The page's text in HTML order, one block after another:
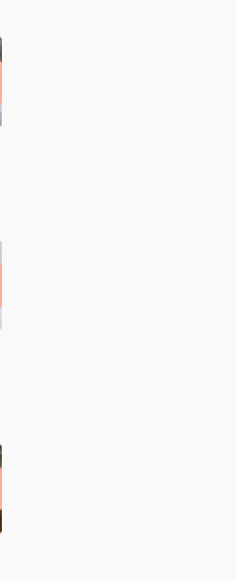
well Challenge beginnen!
#yogachallenge